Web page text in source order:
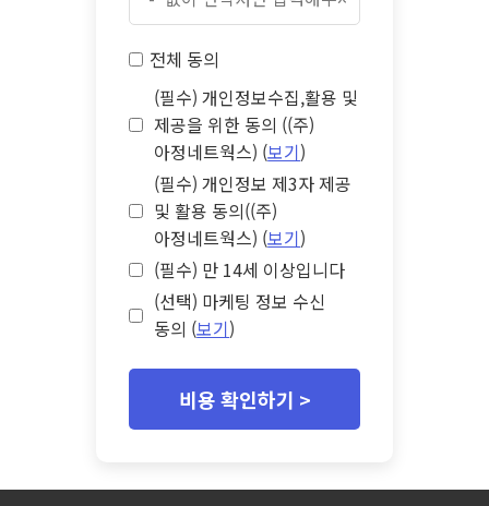
전체 동의
(필수) 개인정보수집,활용 및
제공을 위한 동의 ((주)
아정네트웍스) (보기)
(필수) 개인정보 제3자 제공
및 활용 동의((주)
아정네트웍스) (보기)
(필수) 만 14세 이상입니다
(선택) 마케팅 정보 수신
동의 (보기)
비용 확인하기 >